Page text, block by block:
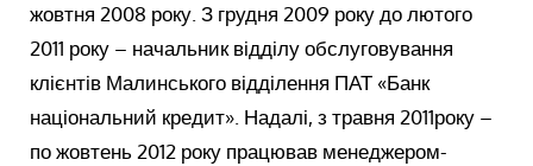
жовтня 2008 року. З грудня 2009 року до лютого
2011 року – начальник відділу обслуговування
клієнтів Малинського відділення ПАТ «Банк
національний кредит». Надалі, з травня 2011року –
по жовтень 2012 року працював менеджером-